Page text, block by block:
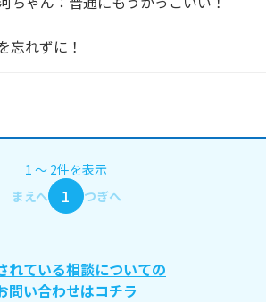
れずに！
1 〜 2件を表示
まえへ
1 つぎへ
れている相談についての
問い合わせはコチラ